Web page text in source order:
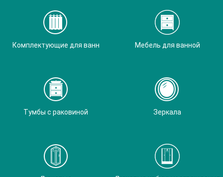
Комплектующие для ванн Мебель для ванной
Тумбы с раковиной Зеркала